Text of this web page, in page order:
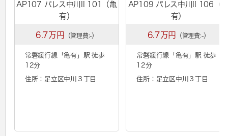
AP107 パレス中川II 101（亀
有）
6.7万円 （管理費:-）
常磐緩行線「亀有」駅 徒歩
12分
住所：足立区中川３丁目
AP109 パレス中川II 106（
有）
6.7万円 （管理費:-）
常磐緩行線「 亀有」駅 徒歩
12分
住所：足立区中川３丁目